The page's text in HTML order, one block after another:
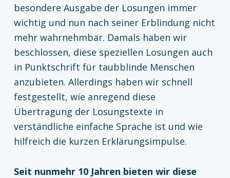
besondere Ausgabe der Losungen immer
wichtig und nun nach seiner Erblindung nicht
mehr wahrnehmbar. Damals haben wir
beschlossen, diese speziellen Losungen auch
in Punktschrift für taubblinde Menschen
anzubieten. Allerdings haben wir schnell
festgestellt, wie anregend diese
Übertragung der Losungstexte in
verständliche einfache Sprache ist und wie
hilfreich die kurzen Erklärungsimpulse.
Seit nunmehr 10 Jahren bieten wir diese